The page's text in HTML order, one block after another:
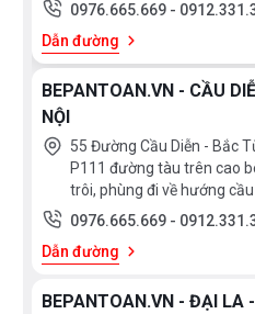
SỨC HÚT VƯỢT
VỚI THỜI GIAN
NGHỆ ĐỘNG CƠ
Động cơ không chổi than
nguyên chất, vòng bi chống
0976.665.669 -
Dẫn đường
BEPANTOAN.VN - CẦU
NỘI
55 Đường Cầu Diễn - Bắc
P111 đường tàu trên cao
trôi, phùng đi về hướng
0976.665.669 -
Dẫn đường
BEPANTOAN.VN - ĐẠI LA